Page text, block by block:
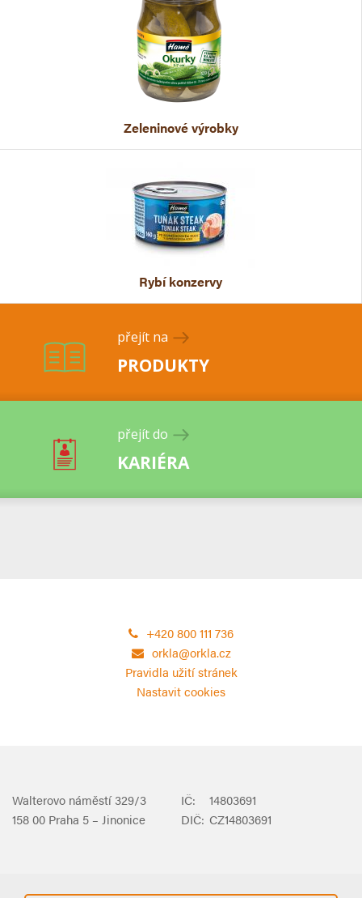
Zeleninové výrobky
Rybí konzervy
přejít na
PRODUKTY
přejít do
KARIÉRA
+420 800 111 736
orkla@orkla.cz
Pravidla užití stránek
Nastavit cookies
Walterovo náměstí 329/3
158 00 Praha 5 – Jinonice
IČ:
14803691
DIČ: CZ14803691